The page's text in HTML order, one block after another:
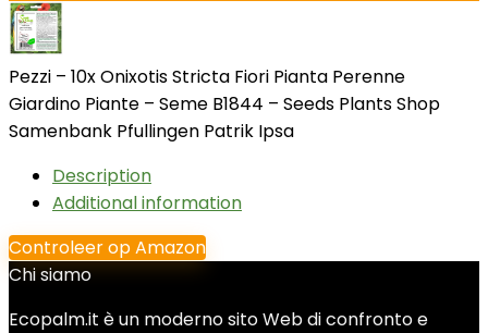
Pezzi – 10x Onixotis Stricta Fiori Pianta Perenne
Giardino Piante – Seme B1844 – Seeds Plants Shop
Samenbank Pfullingen Patrik Ipsa
Description
Additional information
Controleer op Amazon
Chi siamo
Ecopalm.it è un moderno sito Web di confronto e